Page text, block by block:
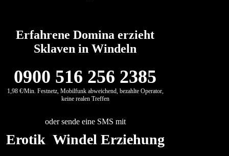
Erfahrene Domina erzieht
Sklaven in Windeln
0900 516 256 2385
1,98 €/Min. Festnetz, Mobilfunk abweichend, bezahlte Operator,
keine realen Treffen
oder sende eine SMS mit
Erotik Windel Erziehung